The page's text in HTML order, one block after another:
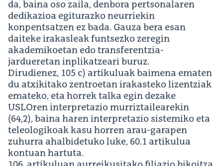
da, baina oso zaila, denbora pertsonalaren
dedikazioa egiturazko neurriekin
konpentsatzen ez bada. Gauza bera esan
daiteke irakasleak funtsezko zeregin
akademikoetan edo transferentzia-
jardueretan inplikatzeari buruz.
Dirudienez, 105 c) artikuluak baimena ematen
du atxikitako zentroetan irakasteko lizentziak
emateko, eta horrek talka egin dezake
USLOren interpretazio murriztailearekin
(64,2), baina haren interpretazio sistemiko eta
teleologikoak kasu horren arau-garapen
zuhurra ahalbidetuko luke, 60.1 artikulua
kontuan hartuta.